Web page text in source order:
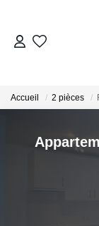
Accueil 2 pièces